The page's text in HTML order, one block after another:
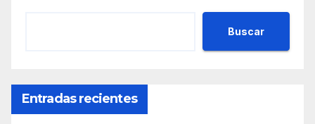
Buscar
Entradas recientes